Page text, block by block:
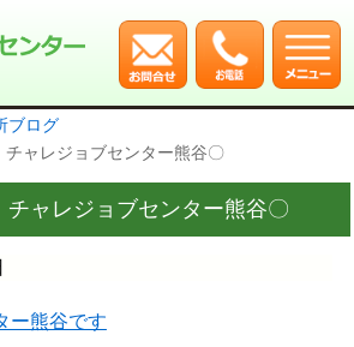
ブログ
ャレジョブセンター熊谷〇
ャレジョブセンター熊谷〇
ー熊谷です